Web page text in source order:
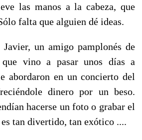
las manos a la cabeza, que
falta que alguien dé ideas.
Javier, un amigo pamplonés de
que vino a pasar unos días a
abordaron en un concierto del
dinero por un beso.
hacerse un foto o grabar el
es tan divertido, tan exótico ....